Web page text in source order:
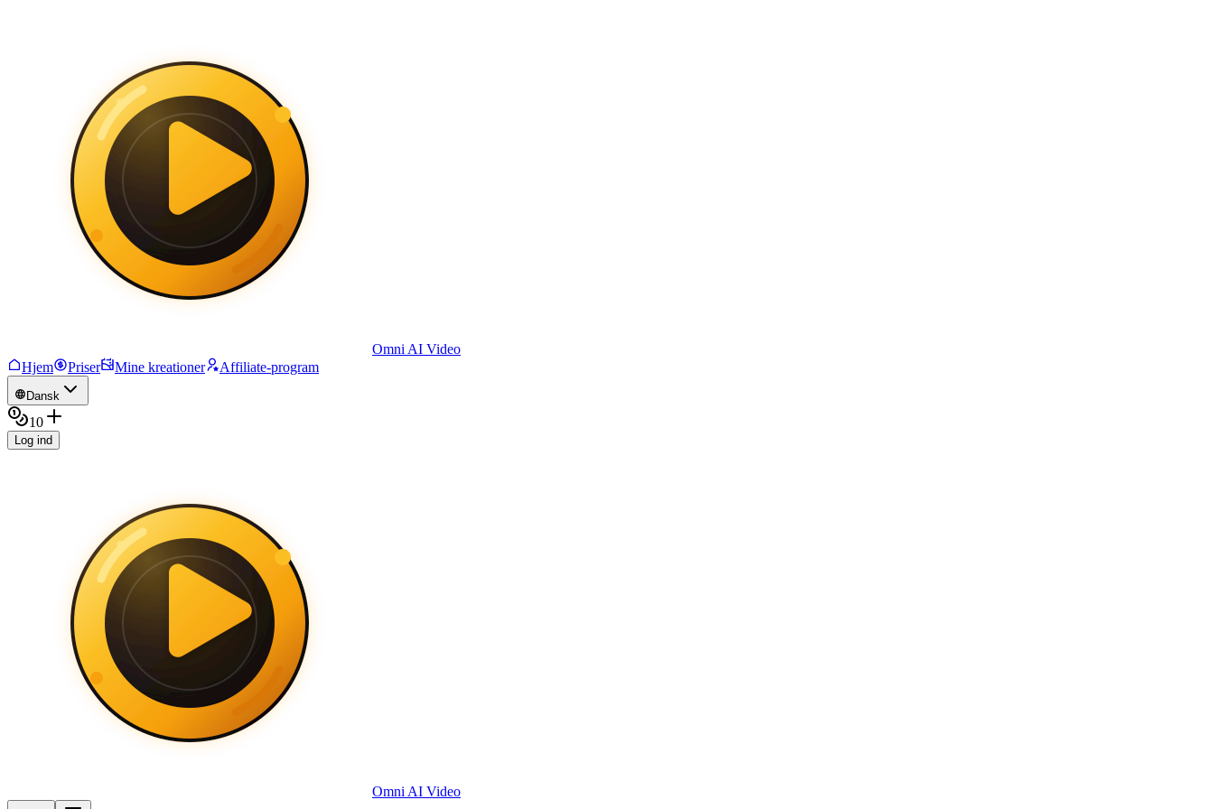
Omni AI Video
Hjem
Priser Mine kreationer Affiliate-program
Dansk
10
Log ind
Omni AI Video